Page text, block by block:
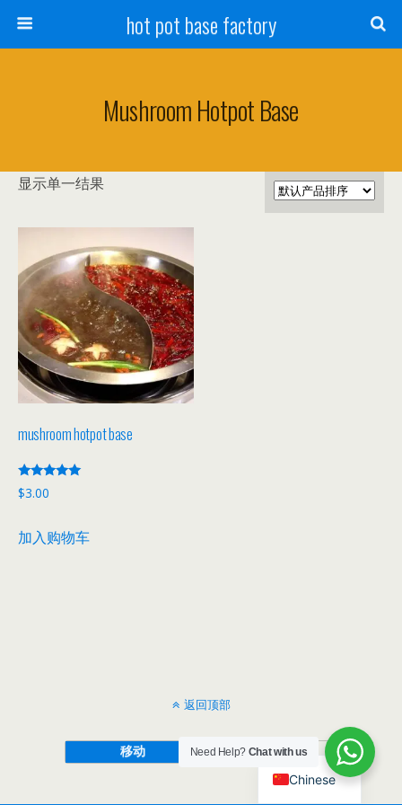
hot pot base factory
Mushroom Hotpot Base
显示单一结果
mushroom hotpot base
评分
5.00
$3.00
加入购物车
返回顶部
移动 桌面
Need Help? Chat with us
Chinese